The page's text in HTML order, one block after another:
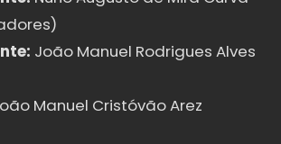
João Manuel Rodrigues Alves
Manuel Cristóvão Arez